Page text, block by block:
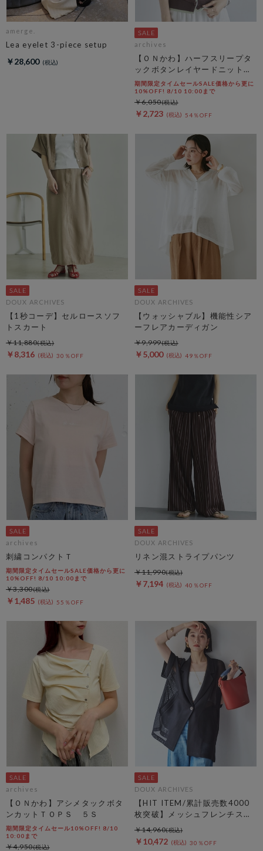
amerge.
Lea eyelet 3-piece setup
￥28,600
archives
【ＯＮかわ】ハーフスリープタ
ックボタンレイヤードニットカ
ーディガン
期間限定タイムセールSALE価格から更に
10%OFF! 8/10 10:00まで
￥2,723 54％OFF
￥6,050
DOUX ARCHIVES
【1秒コーデ】セルロースソフ
トスカート
￥8,316 30％OFF
￥11,880
DOUX ARCHIVES
【ウォッシャブル】機能性シア
ーフレアカーディガン
￥5,000 49％OFF
￥9,999
archives
刺繍コンパクトＴ
期間限定タイムセールSALE価格から更に
10%OFF! 8/10 10:00まで
￥1,485 55％OFF
￥3,300
DOUX ARCHIVES
リネン混ストライプパンツ
￥7,194 40％OFF
￥11,990
archives
【ＯＮかわ】アシメタックボタ
ンカットＴＯＰＳ ５Ｓ
期間限定タイムセール10%OFF! 8/10
10:00まで
￥4,950
DOUX ARCHIVES
【HIT ITEM/累計販売数4000
枚突破】メッシュフレンチスリ
ーブジャケット／
￥10,472 30％OFF
￥14,960